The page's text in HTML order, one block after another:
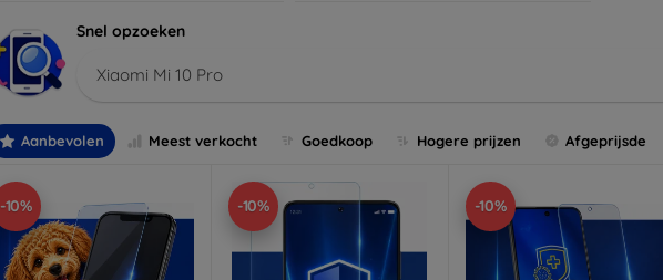
Snel opzoeken
Xiaomi Mi 10 Pro
Aanbevolen Meest verkocht Goedkoop Hogere prijzen Afgeprijsde
-10% -10% -10%